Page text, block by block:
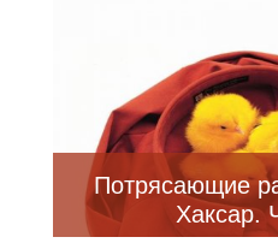
Потрясающие
Хаксар.